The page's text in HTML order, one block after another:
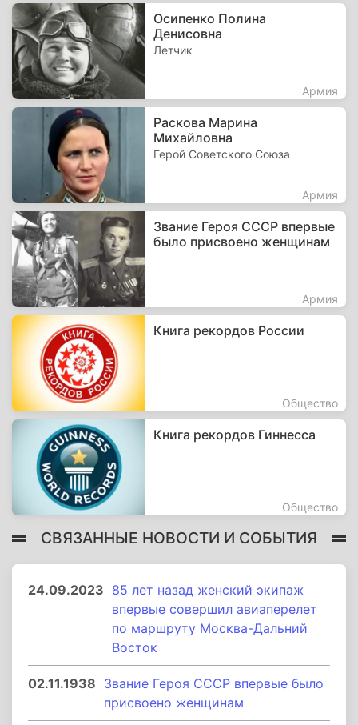
Осипенко Полина
Денисовна
Летчик
Армия
Раскова Марина
Михайловна
Герой Советского Союза
Армия
Звание Героя СССР впервые
было присвоено женщинам
Армия
Книга рекордов России
Общество
Книга рекордов Гиннесса
Общество
СВЯЗАННЫЕ НОВОСТИ И СОБЫТИЯ
24.09.2023 85 лет назад женский экипаж
впервые совершил авиаперелет
по маршруту Москва-Дальний
Восток
02.11.1938 Звание Героя СССР впервые было
присвоено женщинам